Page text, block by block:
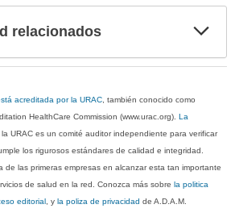
relacionados
acreditada por la URAC, también conocido como
HealthCare Commission (www.urac.org).La
URAC es un comité auditor independiente para verificar
los rigurosos estándares de calidad e integridad.
de las primeras empresas en alcanzar esta tan importante
de salud en la red. Conozca más sobrela politica
editorial, yla poliza de privacidad de A.D.A.M.